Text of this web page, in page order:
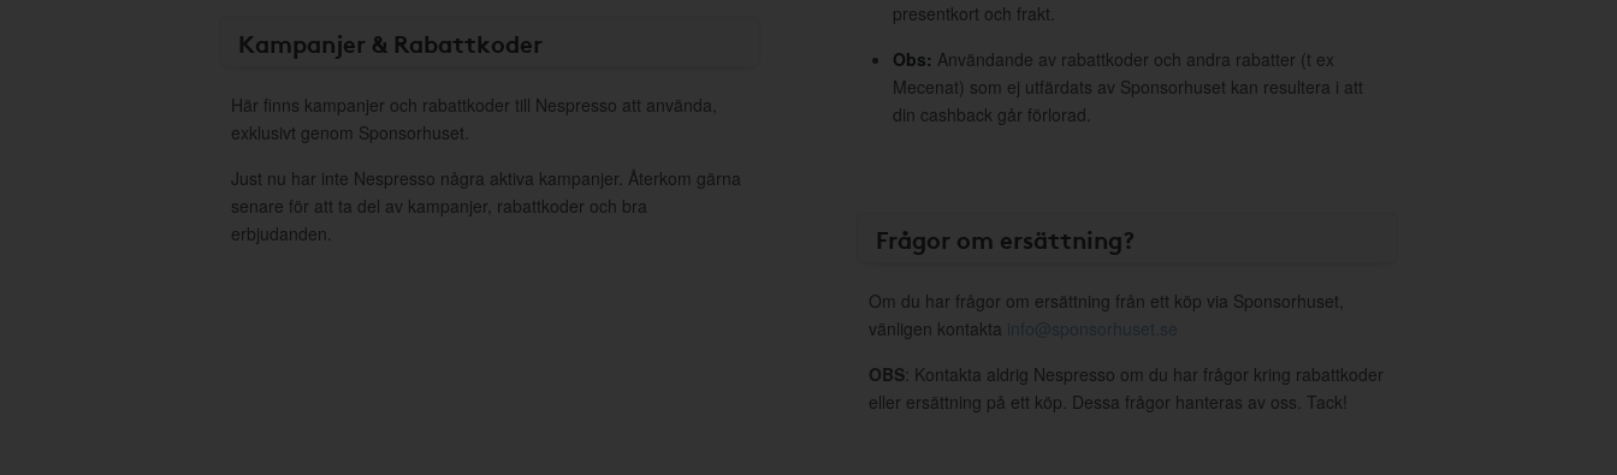
Kampanjer & Rabattkoder
Här finns kampanjer och rabattkoder till Nespresso att använda,
exklusivt genom Sponsorhuset.
Just nu har inte Nespresso några aktiva kampanjer. Återkom gärna
senare för att ta del av kampanjer, rabattkoder och bra
erbjudanden.
presentkort och frakt.
Obs: Användande av rabattkoder och andra rabatter (t ex
Mecenat) som ej utfärdats av Sponsorhuset kan resultera i att
din cashback går förlorad.
Frågor om ersättning?
Om du har frågor om ersättning från ett köp via Sponsorhuset,
vänligen kontakta info@sponsorhuset.se
OBS: Kontakta aldrig Nespresso om du har frågor kring rabattkoder
eller ersättning på ett köp. Dessa frågor hanteras av oss. Tack!